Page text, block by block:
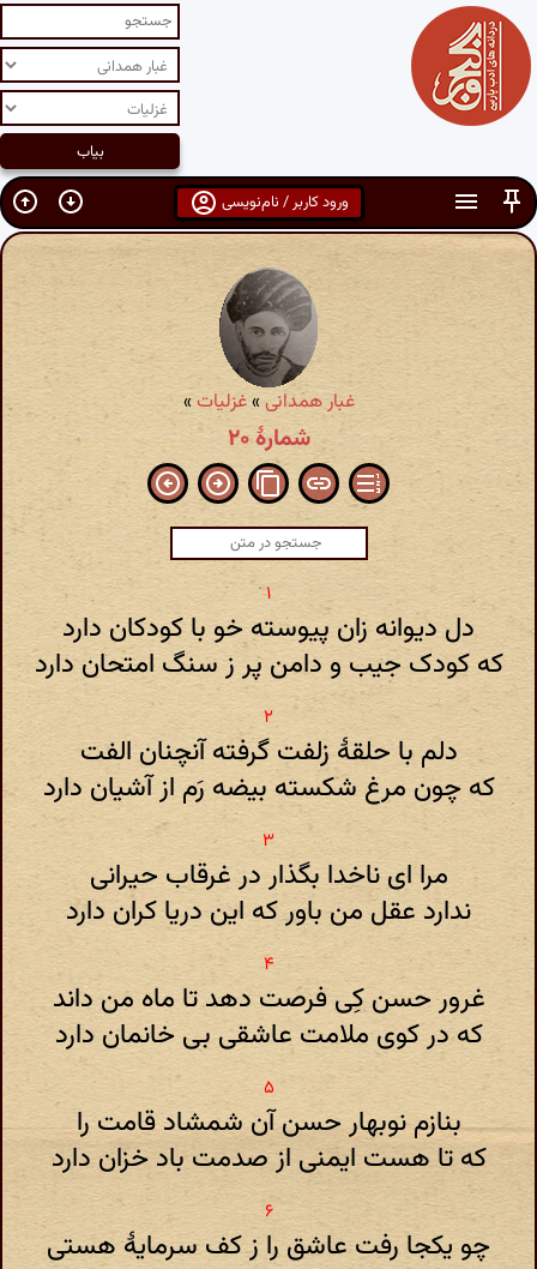
ورود کاربر / نام‌نویسی
غبار همدانی»غزلیات»
شمارهٔ ۲۰
دل دیوانه زان پیوسته خو با کودکان دارد
که کودک جیب و دامن پر ز سنگ امتحان دارد
دلم با حلقۀ زلفت گرفته آنچنان الفت
که چون مرغ شکسته بیضه رَم از آشیان دارد
مرا ای ناخدا بگذار در غرقاب حیرانی
ندارد عقل من باور که این دریا کران دارد
غرور حسن کِی فرصت دهد تا ماه من داند
که در کوی ملامت عاشقی بی خانمان دارد
بنازم نوبهار حسن آن شمشاد قامت را
که تا هست ایمنی از صدمت باد خزان دارد
چو یکجا رفت عاشق را ز کف سرمایۀ هستی